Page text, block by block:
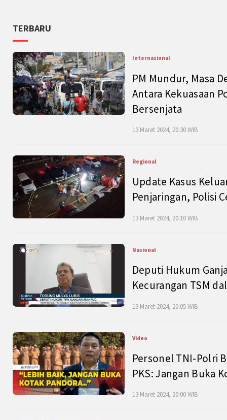
TERBARU
Internasional
PM Mundur, Masa
Antara Kekuasaan
Bersenjata
13 Maret 2024, 20:30 WIB
Regional
Update Kasus
Penjaringan, Polisi
13 Maret 2024, 20:10 WIB
Nasional
Deputi Hukum
Kecurangan TSM
13 Maret 2024, 20:05 WIB
Video
Personel TNI-Polri
PKS: Jangan Buka
13 Maret 2024, 20:00 WIB